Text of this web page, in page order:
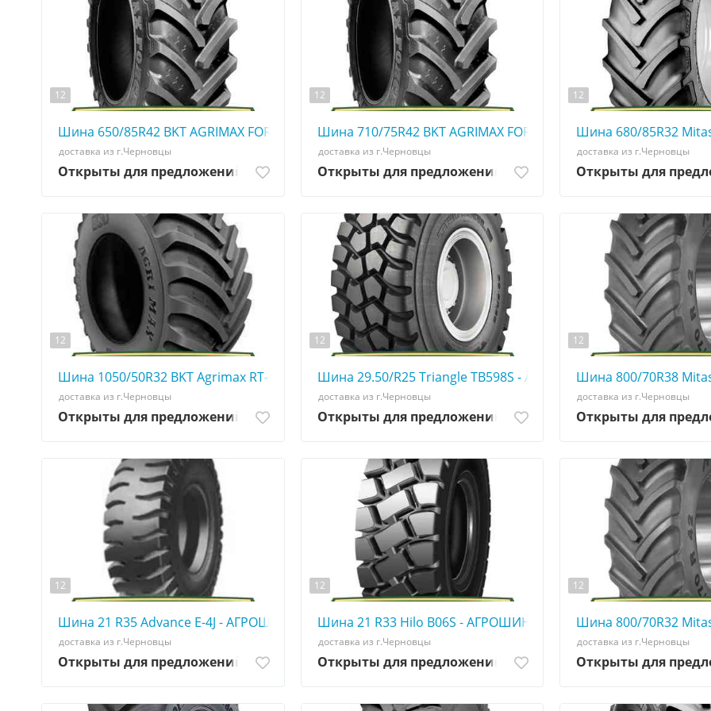
12
Шина 650/85R42 BKT AGRIMAX FORCE tirshina - АГРОШИНА ☎️ 0507773380
доставка из г.Черновцы
Открыты для предложений
12
Шина 710/75R42 BKT AGRIMAX FORCE - АГРОШИНА ☎️
доставка из г.Черновцы
Открыты для предложений
12
Шина 680/85R32
доставка из г.Черновцы
Открыты для
12
Шина 1050/50R32 BKT Agrimax RT-600 - АГРОШИНА ☎️ 0507773380
доставка из г.Черновцы
Открыты для предложений
12
Шина 29.50/R25 Triangle TB598S - АГРОШИНА ☎️ 0507773380
доставка из г.Черновцы
Открыты для предложений
12
Шина 800/70R38
доставка из г.Черновцы
Открыты для
12
Шина 21 R35 Advance E-4J - АГРОШИНА ☎️ 0507773380
доставка из г.Черновцы
Открыты для предложений
12
Шина 21 R33 Hilo B06S - АГРОШИНА ☎️ 0507773380
доставка из г.Черновцы
Открыты для предложений
12
Шина 800/70R32
доставка из г.Черновцы
Открыты для